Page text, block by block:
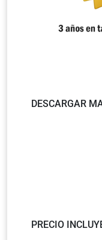
DESCARGAR
PRECIO